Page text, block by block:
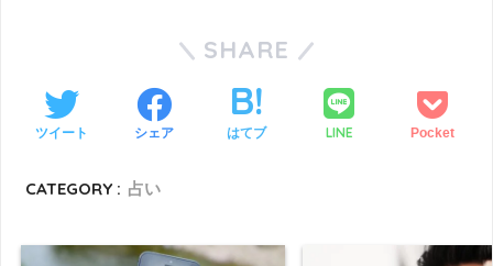
SHARE
ツイート シェア はてブ LINE Pocket
CATEGORY : 占い